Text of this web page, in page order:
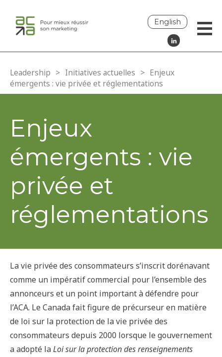
English
Leadership > Initiatives actuelles > Enjeux
émergents : vie privée et réglementations
Enjeux
émergents : vie
privée et
réglementations
La vie privée des consommateurs s’inscrit dorénavant
comme un impératif commercial pour l’ensemble des
annonceurs et un point important à défendre pour
l’ACA. Le Canada fait figure de précurseur en matière
de loi sur la protection de la vie privée des
consommateurs depuis 2000 lorsque le gouvernement
a adopté laLoi sur la protection des renseignements